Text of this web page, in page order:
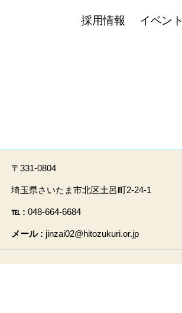
採用情報 イベント
〒331-0804
埼玉県さいたま市北区土呂町2-24-1
℡ : 048-664-6684
メール : jinzai02@hitozukuri.or.jp